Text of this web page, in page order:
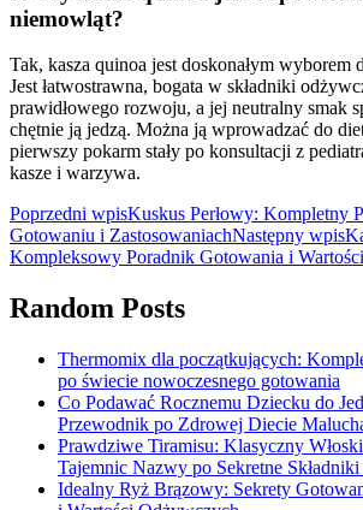
niemowląt?
Tak, kasza quinoa jest doskonałym wyborem
Jest łatwostrawna, bogata w składniki
prawidłowego rozwoju, a jej neutralny smak
chętnie ją jedzą. Można ją wprowadzać do
pierwszy pokarm stały po konsultacji z
kasze i warzywa.
Nawigacja
wpisu
Poprzedni wpisKuskus Perłowy: Kompletny
Gotowaniu i ZastosowaniachNastępny wpis
Kompleksowy Poradnik Gotowania i
Random Posts
Thermomix dla początkujących:
po świecie nowoczesnego gotowania
Co Podawać Rocznemu Dziecku do
Przewodnik po Zdrowej Diecie
Prawdziwe Tiramisu: Klasyczny
Tajemnic Nazwy po Sekretne
Idealny Ryż Brązowy: Sekrety